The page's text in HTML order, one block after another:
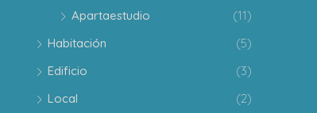
Apartaestudio
(11)
Habitación
(5)
Edificio
(3)
Local
(2)